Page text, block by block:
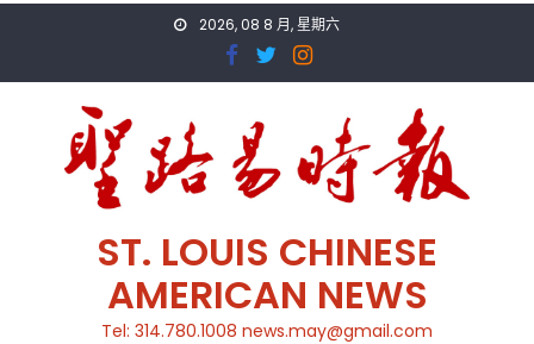
2026, 08 8 月, 星期六
ST. LOUIS CHINESE
AMERICAN NEWS
Tel: 314.780.1008 news.may@gmail.com